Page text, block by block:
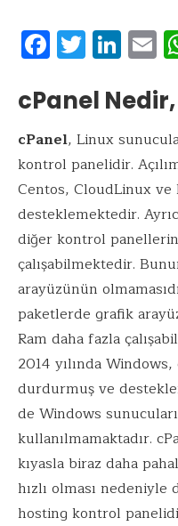
F
ac
e
b
o
o
k
T
w
it
te
r
Li
n
k
e
dI
n
E
ai
l
cPanel
cPanel, Linux
kontrol panelidir.
Centos, CloudLinux ve
desteklemektedir.
diğer kontrol
çalışabilmektedir.
arayüzünün
paketlerde grafik
Ram daha fazla
2014 yılında
durdurmuş ve
de Windows
kullanılmamaktadır.
kıyasla biraz daha
hızlı olması
hosting kontrol